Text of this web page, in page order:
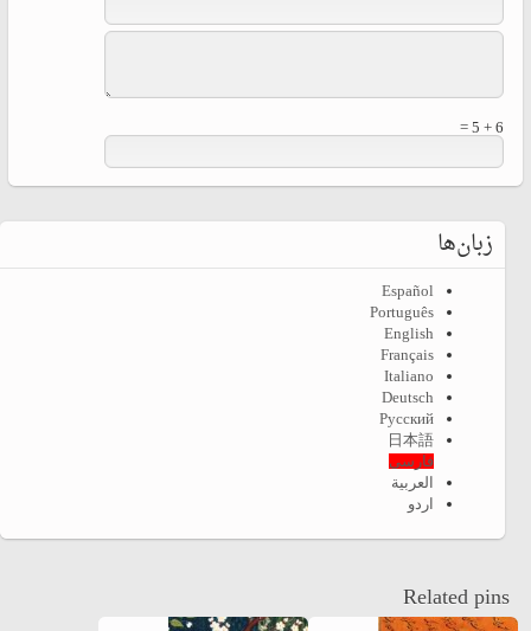
6 + 5 =
زبان‌ها
Español
Português
English
Français
Italiano
Deutsch
Русский
日本語
فارسی
العربية
اردو
Related pins